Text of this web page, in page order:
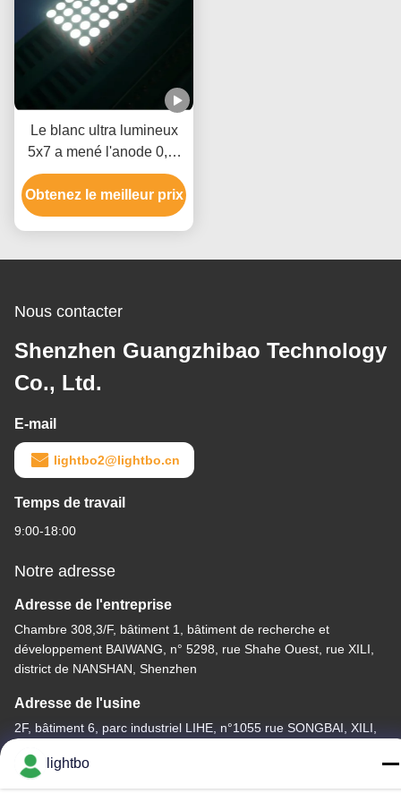
Le blanc ultra lumineux
5x7 a mené l'anode 0,7"
de rangée d'affichage de
matrice de points
application mobile de
Obtenez le meilleur prix
Nous contacter
Shenzhen Guangzhibao Technology
Co., Ltd.
E-mail
lightbo2@lightbo.cn
Temps de travail
9:00-18:00
Notre adresse
Adresse de l'entreprise
Chambre 308,3/F, bâtiment 1, bâtiment de recherche et
développement BAIWANG, n° 5298, rue Shahe Ouest, rue XILI,
district de NANSHAN, Shenzhen
Adresse de l'usine
2F, bâtiment 6, parc industriel LIHE, n°1055 rue SONGBAI, XILI,
Télégramme
lightbo